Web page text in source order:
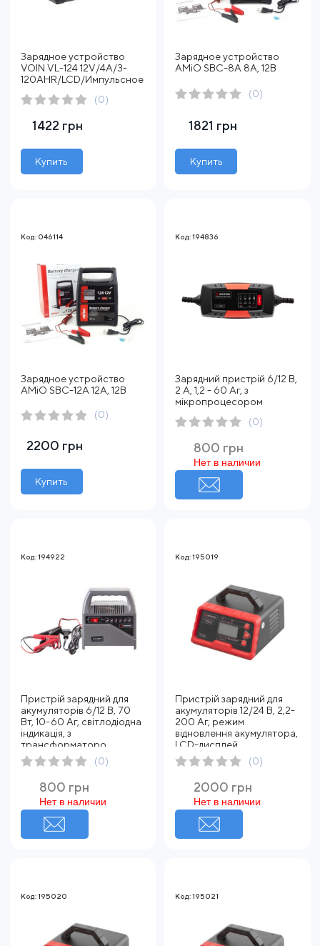
Зарядное устройство
VOIN VL-124 12V/4A/3-
120AHR/LCD/Импульсное
(0)
1422 грн
Купить
Зарядное устройство
AMiO SBC-8A 8А, 12В
(0)
1821 грн
Купить
Код: 046114
Зарядное устройство
AMiO SBC-12A 12А, 12В
(0)
2200 грн
Купить
Код: 194836
Зарядний пристрій 6/12 В,
2 А, 1,2 - 60 Аг, з
мікропроцесором
(0)
800 грн
Нет в наличии
Код: 194922
Пристрій зарядний для
акумуляторів 6/12 В, 70
Вт, 10-60 Аг, світлодіодна
індикація, з
трансформаторо
(0)
800 грн
Нет в наличии
Код: 195019
Пристрій зарядний для
акумуляторів 12/24 В, 2,2-
200 Аг, режим
відновлення акумулятора,
LCD-дисплей,
(0)
2000 грн
Нет в наличии
Код: 195020 Код: 195021